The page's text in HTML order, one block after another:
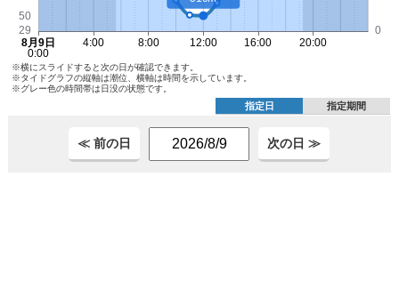
※横にスライドすると次の日が確認できます。
※タイドグラフの縦軸は潮位、横軸は時間を示しています。
※グレー色の時間帯は日没の状態です。
指定日 指定期間
≪ 前の日 次の日 ≫